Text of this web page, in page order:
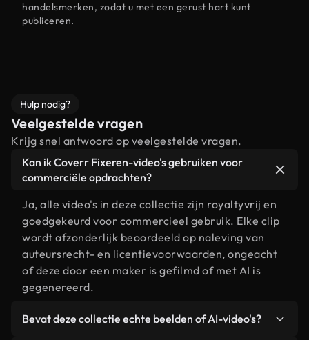
handelsmerken, zodat u met een gerust hart kunt
publiceren.
Hulp nodig?
Veelgestelde vragen
Krijg snel antwoord op veelgestelde vragen.
Kan ik Coverr Fixeren-video's gebruiken voor
commerciële opdrachten?
Ja, alle video's in deze collectie zijn royaltyvrij en
goedgekeurd voor commercieel gebruik. Elke clip
wordt afzonderlijk beoordeeld op naleving van
auteursrecht- en licentievoorwaarden, ongeacht
of deze door een maker is gefilmd of met AI is
gegenereerd.
Bevat deze collectie echte beelden of AI-video's?